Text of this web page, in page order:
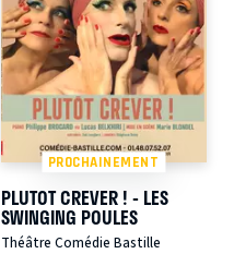
PROCHAINEMENT
PLUTOT CREVER ! - LES
SWINGING POULES
Théâtre Comédie Bastille